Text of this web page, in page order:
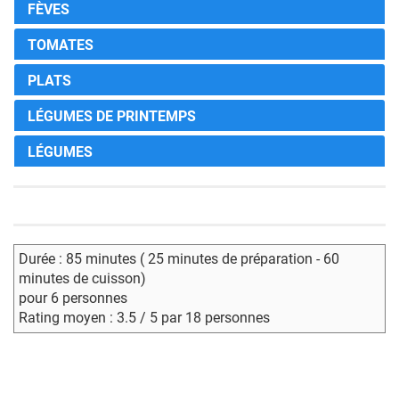
FÈVES
TOMATES
PLATS
LÉGUMES DE PRINTEMPS
LÉGUMES
Durée : 85 minutes ( 25 minutes de préparation - 60
minutes de cuisson)
pour 6 personnes
Rating moyen : 3.5 / 5 par 18 personnes